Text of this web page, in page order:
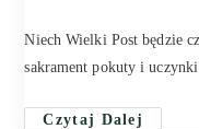
Niech Wielki Post będzie
sakrament pokuty i
Czytaj Dalej